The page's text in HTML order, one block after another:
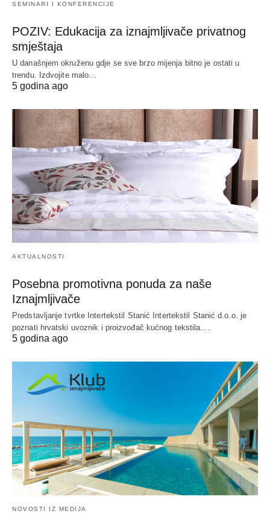
SEMINARI I KONFERENCIJE
POZIV: Edukacija za iznajmljivače privatnog
smještaja
U današnjem okruženu gdje se sve brzo mijenja bitno je ostati u
trendu. Izdvojite malo…
5 godina ago
AKTUALNOSTI
Posebna promotivna ponuda za naše
Iznajmljivače
Predstavljanje tvrtke Intertekstil Stanić Intertekstil Stanić d.o.o. je
poznati hrvatski uvoznik i proizvođač kućnog tekstila.…
5 godina ago
NOVOSTI IZ MEDIJA